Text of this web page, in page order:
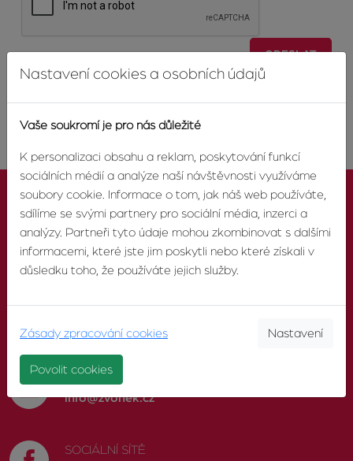
ODESLAT
KONTAKTUJTE NÁS
TELEFON
603 246 680
info@zvonek.cz
SOCIÁLNÍ SÍTĚ
Nastavení cookies a osobních údajů
Vaše soukromí je pro nás důležité
K personalizaci obsahu a reklam, poskytování funkcí
sociálních médií a analýze naší návštěvnosti využíváme
soubory cookie. Informace o tom, jak náš web používáte,
sdílíme se svými partnery pro sociální média, inzerci a
analýzy. Partneři tyto údaje mohou zkombinovat s dalšími
informacemi, které jste jim poskytli nebo které získali v
důsledku toho, že používáte jejich služby.
Zásady zpracování cookies Nastavení
Povolit cookies